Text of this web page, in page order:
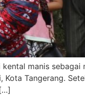
manis sebagai
Kota Tangerang.